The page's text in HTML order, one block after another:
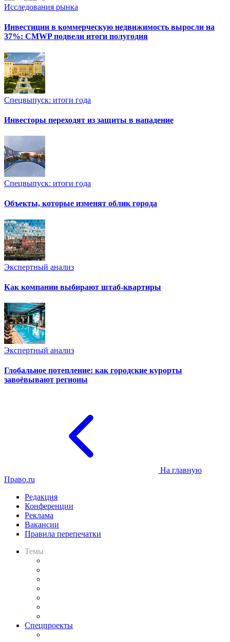
Исследования рынка
Инвестиции в коммерческую недвижимость выросли на
37%: CMWP подвели итоги полугодия
Спецвыпуск: итоги года
Инвесторы переходят из защиты в нападение
Спецвыпуск: итоги года
Объекты, которые изменят облик города
Экспертный анализ
Как компании выбирают штаб-квартиры
Экспертный анализ
Глобальное потепление: как городские курорты
завоёвывают регионы
На главную
Право.ru
Редакция
Конференции
Реклама
Вакансии
Правила перепечатки
Темы
Спецпроекты